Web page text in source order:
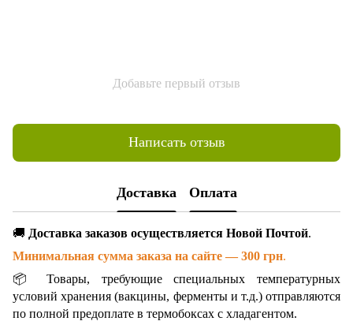
Добавьте первый отзыв
Написать отзыв
Доставка Оплата
🚚 Доставка заказов осуществляется Новой Почтой.
Минимальная сумма заказа на сайте — 300 грн.
📦 Товары, требующие специальных температурных
условий хранения (вакцины, ферменты и т.д.) отправляются
по полной предоплате в термобоксах с хладагентом.